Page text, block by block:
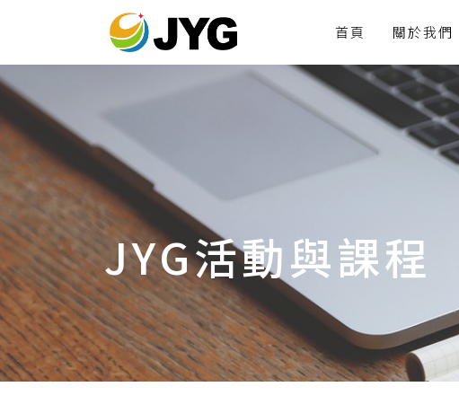
首頁 關於我們
JYG活動與課程